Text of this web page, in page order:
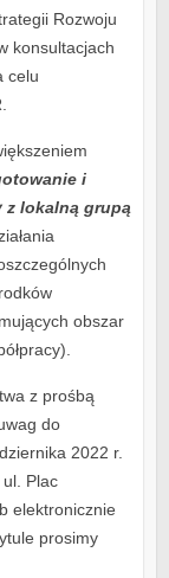
Rozwoju
konsultacjach
celu
i
z lokalną grupą
obszar
z prośbą
do
2022 r.
Plac
elektronicznie
prosimy